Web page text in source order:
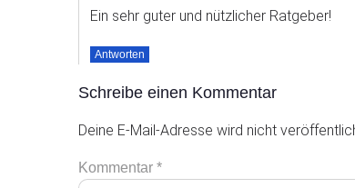
Ein sehr guter und nützlicher Ratgeber!
Antworten
Schreibe einen Kommentar
Deine E-Mail-Adresse wird nicht
Kommentar *